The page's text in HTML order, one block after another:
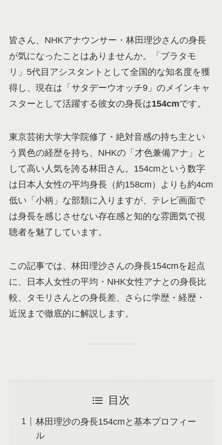
皆さん、NHKアナウンサー・林田理沙さんの身長
が気になったことはありませんか。「ブラタモ
リ」5代目アシスタントとして全国的な知名度を獲
得し、現在は「サタデーウオッチ9」のメインキャ
スターとして活躍する彼女の身長は154cmです。
東京芸術大学大学院修了・絶対音感の持ち主とい
う異色の経歴を持ち、NHKの「才色兼備アナ」と
して高い人気を誇る林田さん。154cmという数字
は日本人女性の平均身長（約158cm）よりも約4cm
低い「小柄」な部類に入りますが、テレビ画面で
は身長を感じさせない存在感と知的な雰囲気で視
聴者を魅了しています。
この記事では、林田理沙さんの身長154cmを起点
に、日本人女性の平均・NHK女性アナとの身長比
較、タモリさんとの身長差、さらに学歴・経歴・
近況まで徹底的に解説します。
目次
林田理沙の身長154cmと基本プロフィー
ル